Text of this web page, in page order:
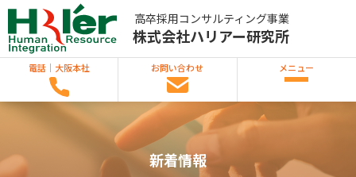
高卒採用コンサルティング事業
株式会社ハリアー研究所
電話｜大阪本社 お問い合わせ メニュー
ハリアー研究所とは
新着情報